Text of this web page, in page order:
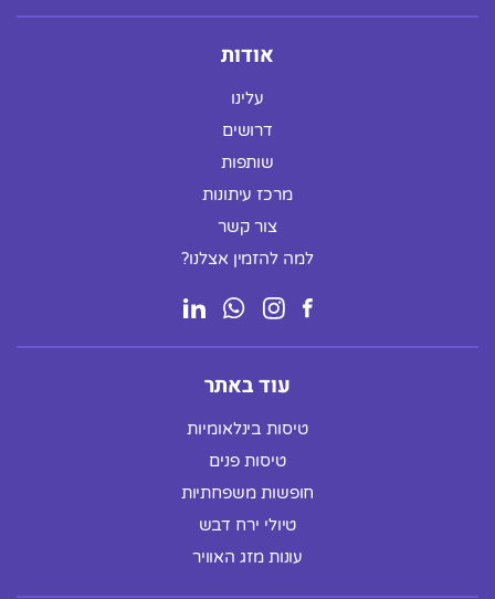
אודות
עלינו
דרושים
שותפות
מרכז עיתונות
צור קשר
למה להזמין אצלנו?
עוד באתר
טיסות בינלאומיות
טיסות פנים
חופשות משפחתיות
טיולי ירח דבש
עונות מזג האוויר